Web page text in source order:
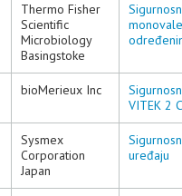
Thermo Fisher
Scientific
Microbiology
Basingstoke
bioMerieux Inc
VITEK 2
Sysmex
Corporation
Japan
uređaju